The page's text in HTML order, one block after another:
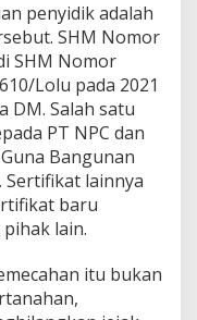
penyidik adalah
SHM Nomor
SHM Nomor
Lolu pada 2021
DM. Salah satu
PT NPC dan
Bangunan
Sertifikat lainnya
baru
lain.
itu bukan